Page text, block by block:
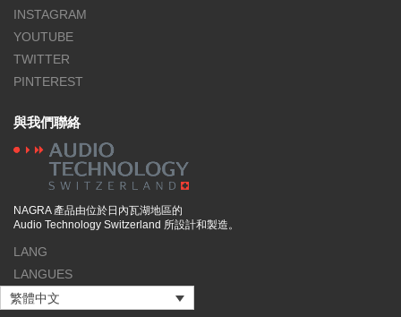
INSTAGRAM
YOUTUBE
TWITTER
PINTEREST
與我們聯絡
NAGRA 產品由位於日內瓦湖地區的
Audio Technology Switzerland 所設計和製造。
LANG
LANGUES
繁體中文